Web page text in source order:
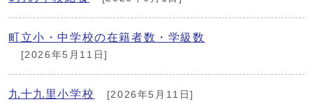
町立小・中学校の在籍者数・学級数
[2026年5月11日]
九十九里小学校 [2026年5月11日]